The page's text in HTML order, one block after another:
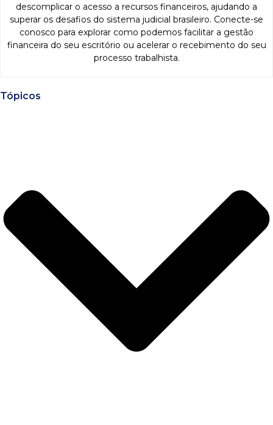
descomplicar o acesso a recursos financeiros, ajudando a
superar os desafios do sistema judicial brasileiro. Conecte-se
conosco para explorar como podemos facilitar a gestão
financeira do seu escritório ou acelerar o recebimento do seu
processo trabalhista.
Tópicos